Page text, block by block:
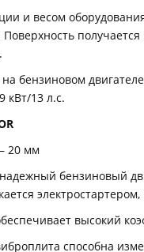
и весом
бензиновом
кВт/13 л.с.
20 мм
бензиновый
высокий
способна